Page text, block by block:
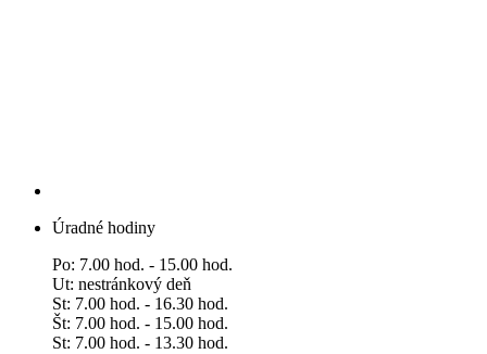
Úradné hodiny
Po: 7.00 hod. - 15.00 hod.
Ut: nestránkový deň
St: 7.00 hod. - 16.30 hod.
Št: 7.00 hod. - 15.00 hod.
​​​​​​​St: 7.00 hod. - 13.30 hod.